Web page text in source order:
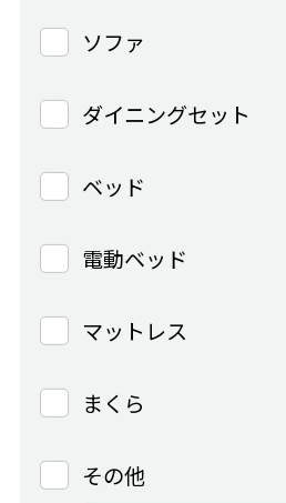
ソファ
ダイニングセット
ベッド
電動ベッド
マットレス
まくら
その他